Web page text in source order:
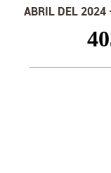
ABRIL DEL 2024